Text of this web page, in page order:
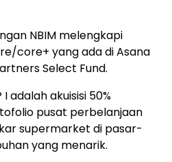
NBIM melengkapi
core+ yang ada di Asana
Select Fund.
adalah akuisisi 50%
pusat perbelanjaan
supermarket di pasar-
yang menarik.